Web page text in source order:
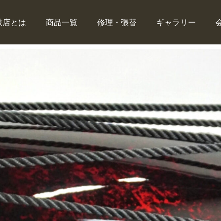
店とは 商品一覧 修理・張替 ギャラリー